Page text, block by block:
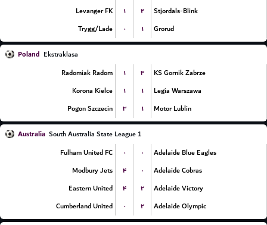
Levanger FK
۱ ۲
Stjordals-Blink
Trygg/Lade
۰ ۱ Grorud
Poland Ekstraklasa
Radomiak Radom
۱ ۳
KS Gornik Zabrze
Korona Kielce
۱ ۱
Legia Warszawa
Pogon Szczecin
۳ ۱ Motor Lublin
Australia South Australia State League 1
Fulham United FC
۰ ۰
Adelaide Blue Eagles
Modbury Jets
۴ ۰
Adelaide Cobras
Eastern United
۴ ۲
Adelaide Victory
Cumberland United
۰ ۲ Adelaide Olympic